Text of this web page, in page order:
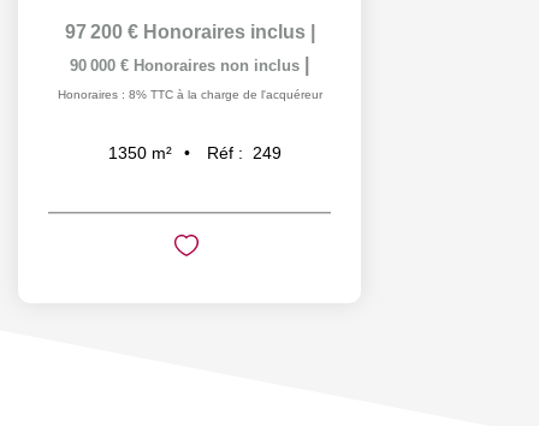
97 200 € Honoraires inclus
90 000 € Honoraires non inclus
Honoraires : 8% TTC à la charge de l'acquéreur
1350 m² Réf : 249